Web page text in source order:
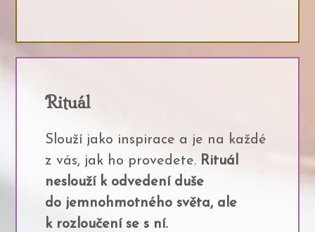
Rituál
Slouží jako inspirace a je na každé
z vás, jak ho provedete. Rituál
neslouží k odvedení duše
do jemnohmotného světa, ale
k rozloučení se s ní.